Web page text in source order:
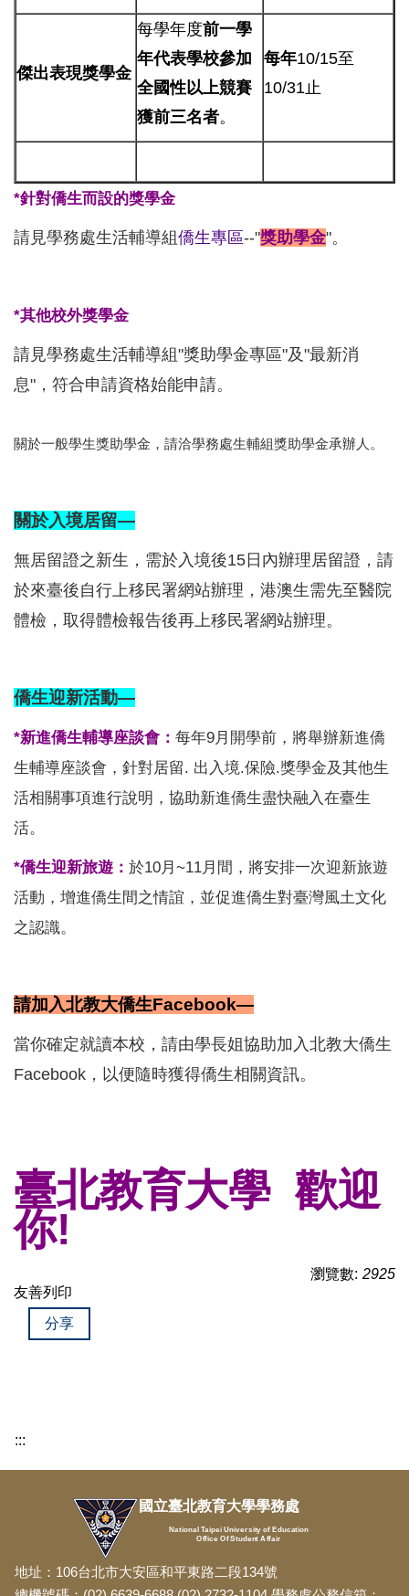
傑出表現獎學金
每學年度前一學
年代表學校參加
全國性以上競賽
獲前三名者。
每年10/15至
10/31止
*針對僑生而設的獎學金
請見學務處生活輔導組僑生專區--"獎助學金"。
*其他校外獎學金
請見學務處生活輔導組"獎助學金專區"及"最新消
息"，符合申請資格始能申請。
關於一般學生獎助學金，請洽學務處生輔組獎助學金承辦人。
關於入境居留—
無居留證之新生，需於入境後15日內辦理居留證，請
於來臺後自行上移民署網站辦理，港澳生需先至醫院
體檢，取得體檢報告後再上移民署網站辦理。
僑生迎新活動—
*新進僑生輔導座談會： 每年9月開學前，將舉辦新進僑
生輔導座談會，針對居留. 出入境.保險.獎學金及其他生
活相關事項進行說明，協助新進僑生盡快融入在臺生
活。
*僑生迎新旅遊： 於10月~11月間，將安排一次迎新旅遊
活動，增進僑生間之情誼，並促進僑生對臺灣風土文化
之認識。
請加入北教大僑生Facebook—
當你確定就讀本校，請由學長姐協助加入北教大僑生
Facebook，以便隨時獲得僑生相關資訊。
臺北教育大學 歡迎
你!
瀏覽數: 2925
友善列印
分享
:::
國立臺北教育大學學務處
National Taipei University of Education
Office Of Student Affair
地址：106台北市大安區和平東路二段134號